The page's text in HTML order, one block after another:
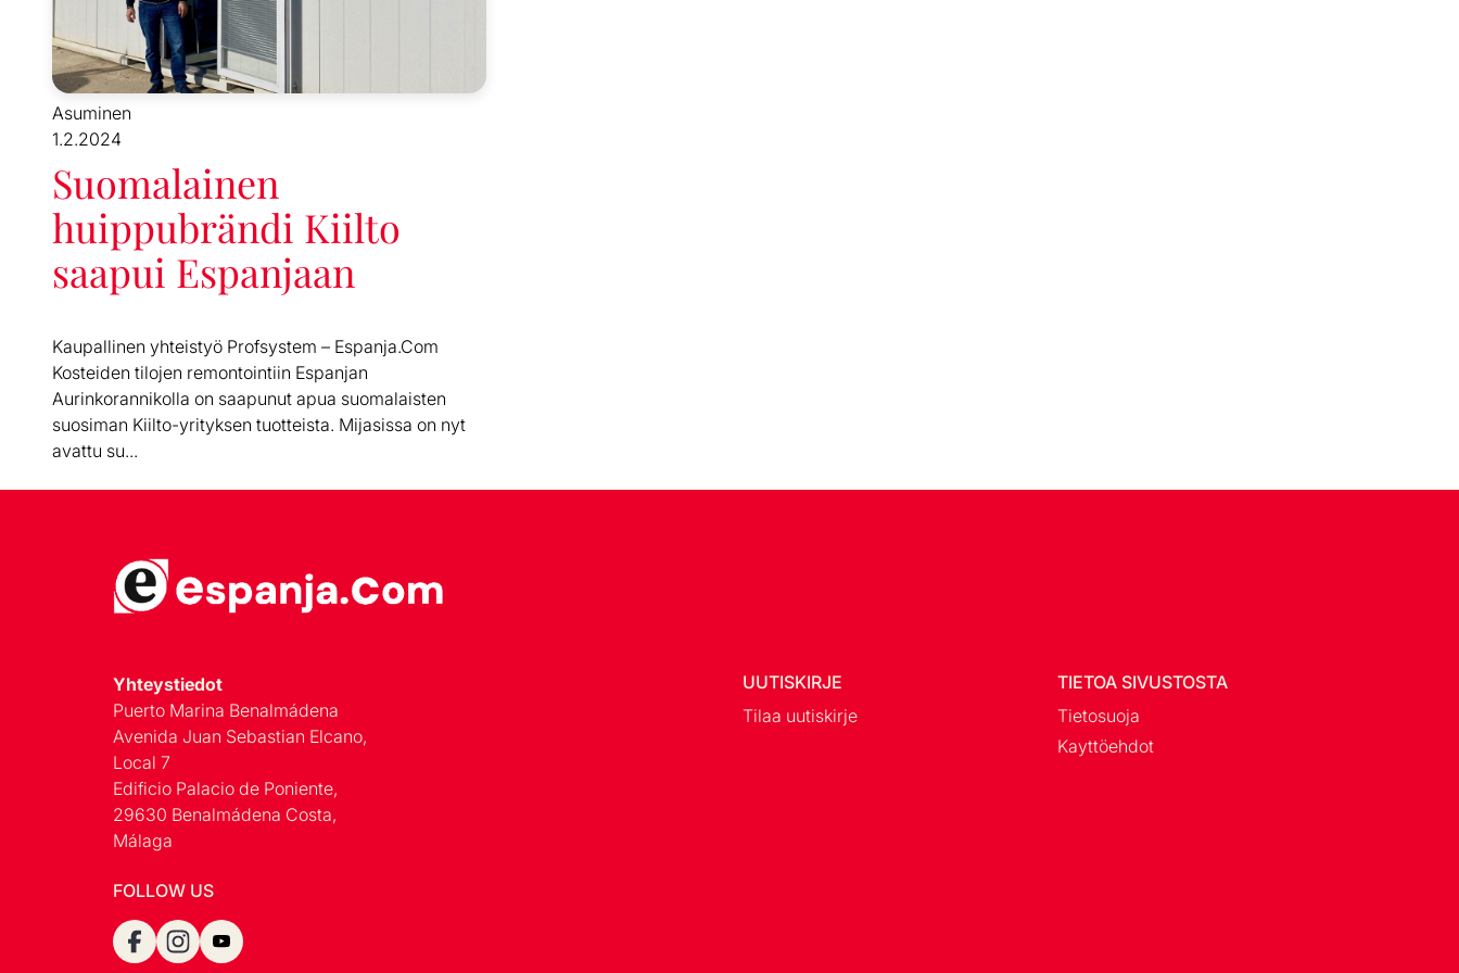
Asuminen
1.2.2024
Suomalainen
huippubrändi Kiilto
saapui Espanjaan
Kaupallinen yhteistyö Profsystem – Espanja.Com
Kosteiden tilojen remontointiin Espanjan
Aurinkorannikolla on saapunut apua suomalaisten
suosiman Kiilto-yrityksen tuotteista. Mijasissa on nyt
avattu su...
Yhteystiedot
Puerto Marina Benalmádena
Avenida Juan Sebastian Elcano,
Local 7
Edificio Palacio de Poniente,
29630 Benalmádena Costa,
Málaga
FOLLOW US
UUTISKIRJE
Tilaa uutiskirje
TIETOA SIVUSTOSTA
Tietosuoja
Kayttöehdot